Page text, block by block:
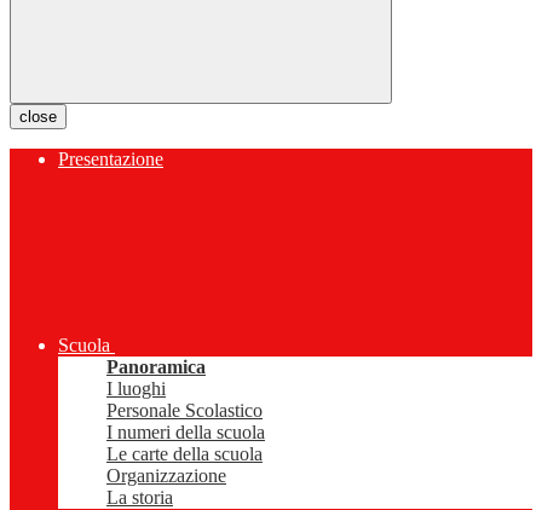
close
Presentazione
Scuola
Panoramica
I luoghi
Personale Scolastico
I numeri della scuola
Le carte della scuola
Organizzazione
La storia